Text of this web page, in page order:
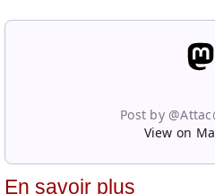
Post by
View on
En savoir plus